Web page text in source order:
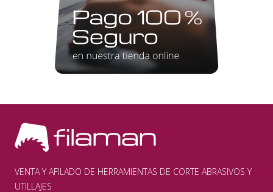
VENTA Y AFILADO DE HERRAMIENTAS DE CORTE ABRASIVOS Y
UTILLAJES